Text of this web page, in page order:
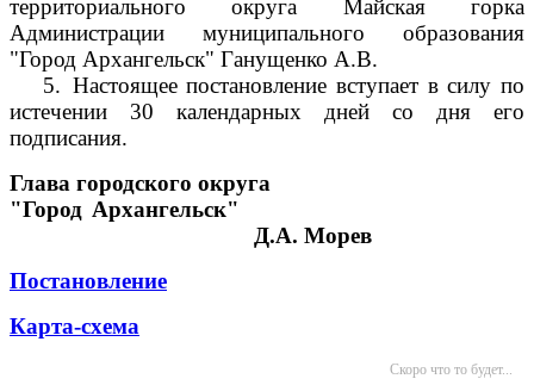
территориального округа Майская горка
Администрации муниципального образования
"Город Архангельск" Ганущенко А.В.
5. Настоящее постановление вступает в силу по
истечении 30 календарных дней со дня его
подписания.
Глава городского округа
"Город Архангельск"
Д.А. Морев
Постановление
Карта-схема
Скоро что то будет...